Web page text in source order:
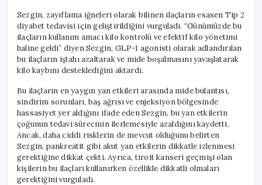
Sezgin, zayıflama iğneleri olarak bilinen ilaçların esasen Tip 2
diyabet tedavisi için geliştirildiğini vurguladı. “Günümüzde bu
ilaçların kullanım amacı kilo kontrolü ve efektif kilo yönetimi
haline geldi” diyen Sezgin, GLP-1 agonisti olarak adlandırılan
bu ilaçların iştahı azaltarak ve mide boşalmasını yavaşlatarak
kilo kaybını desteklediğini aktardı.
Bu ilaçların en yaygın yan etkileri arasında mide bulantısı,
sindirim sorunları, baş ağrısı ve enjeksiyon bölgesinde
hassasiyet yer aldığını ifade eden Sezgin, bu yan etkilerin
çoğunun tedavi sürecinin ilerlemesiyle azaldığını kaydetti.
Ancak, daha ciddi risklerin de mevcut olduğunu belirten
Sezgin, pankreatit gibi akut yan etkilerin dikkatle izlenmesi
gerektiğine dikkat çekti. Ayrıca, tiroit kanseri geçmişi olan
kişilerin bu ilaçları kullanırken özellikle dikkatli olmaları
gerektiğini vurguladı.